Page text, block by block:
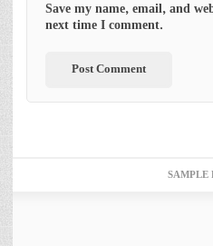
Save my name, email, and
next time I comment.
SAMPLE